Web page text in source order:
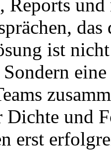
Reports
ist
Sondern
Dichte und
erst